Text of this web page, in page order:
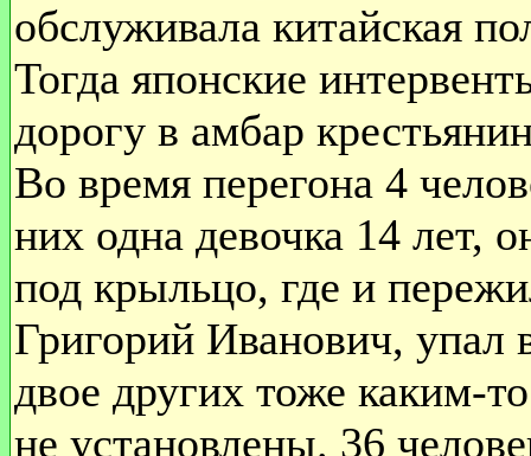
обслуживала китайская
Тогда японские
дорогу в амбар
Во время перегона 4
них одна девочка 14 лет,
под крыльцо, где и
Григорий Иванович, упал
двое других тоже каким-
не установлены. 36